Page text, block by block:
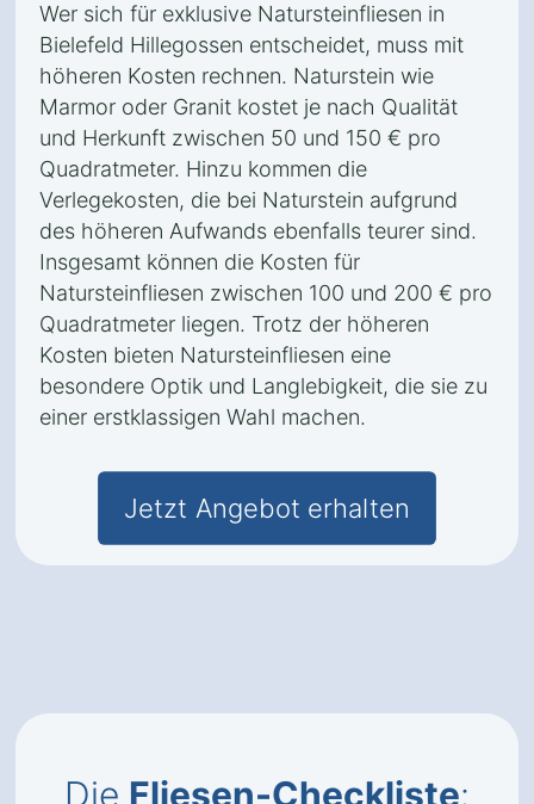
Wer sich für exklusive Natursteinfliesen in
Bielefeld Hillegossen entscheidet, muss mit
höheren Kosten rechnen. Naturstein wie
Marmor oder Granit kostet je nach Qualität
und Herkunft zwischen 50 und 150 € pro
Quadratmeter. Hinzu kommen die
Verlegekosten, die bei Naturstein aufgrund
des höheren Aufwands ebenfalls teurer sind.
Insgesamt können die Kosten für
Natursteinfliesen zwischen 100 und 200 € pro
Quadratmeter liegen. Trotz der höheren
Kosten bieten Natursteinfliesen eine
besondere Optik und Langlebigkeit, die sie zu
einer erstklassigen Wahl machen.
Jetzt Angebot erhalten
Die Fliesen-Checkliste: